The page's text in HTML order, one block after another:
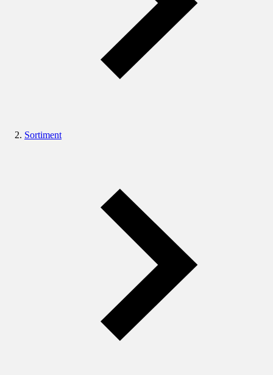
Sortiment